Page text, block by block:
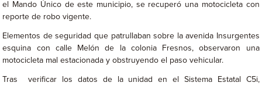
el Mando Único de este municipio, se recuperó una motocicleta con
reporte de robo vigente.
Elementos de seguridad que patrullaban sobre la avenida Insurgentes
esquina con calle Melón de la colonia Fresnos, observaron una
motocicleta mal estacionada y obstruyendo el paso vehicular.
Tras verificar los datos de la unidad en el Sistema Estatal C5i,